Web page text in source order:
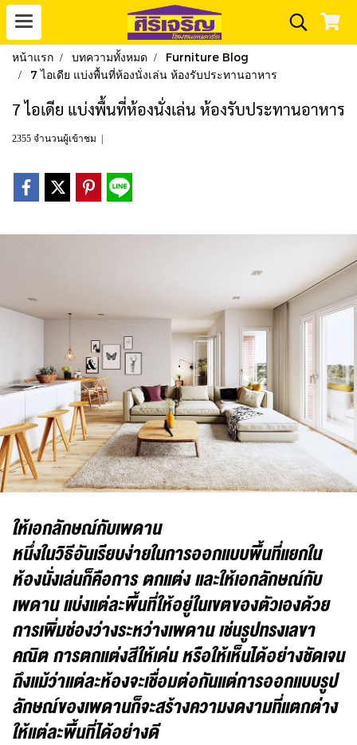
หน้าแรก บทความทั้งหมด
Furniture Blog
7 ไอเดีย แบ่งพื้นที่ห้องนั่งเล่น ห้องรับประทานอาหาร
7 ไอเดีย แบ่งพื้นที่ห้องนั่งเล่น ห้องรับประทานอาหาร
2355 จำนวนผู้เข้าชม
ให้เอกลักษณ์กับเพดาน
หนึ่งในวิธีอันเรียบง่ายในการออกแบบพื้นที่แยกใน
ห้องนั่งเล่นก็คือการ ตกแต่ง และให้เอกลักษณ์กับ
เพดาน แบ่งแต่ละพื้นที่ให้อยู่ในเขตของตัวเองด้วย
การเพิ่มช่องว่างระหว่างเพดาน เช่นรูปทรงเลขา
คณิต การตกแต่งสีให้เด่น หรือให้เห็นได้อย่างชัดเจน
ถึงแม้ว่าแต่ละห้องจะเชื่อมต่อกันแต่การออกแบบรูป
ลักษณ์ของเพดานก็จะสร้างความงดงามที่แตกต่าง
ให้แต่ละพื้นที่ได้อย่างดี